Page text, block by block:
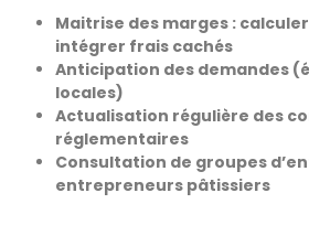
Maitrise des marges :
intégrer frais cachés
Anticipation des demandes
locales)
Actualisation régulière des
réglementaires
Consultation de groupes
entrepreneurs pâtissiers